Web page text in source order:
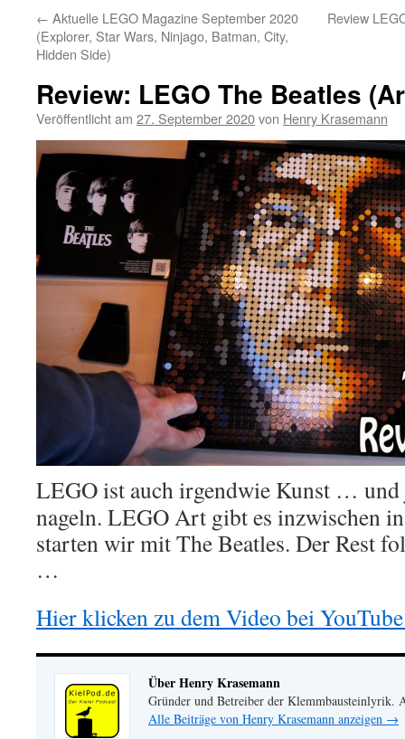
← Aktuelle LEGO Magazine September 2020
(Explorer, Star Wars, Ninjago, Batman, City,
Hidden Side)
Review
Review: LEGO The Beatles
Veröffentlicht am 27. September 2020von Henry Krasemann
LEGO ist auch irgendwie Kunst … und
nageln. LEGO Art gibt es inzwischen
starten wir mit The Beatles. Der Rest
…
Hier klicken zu dem Video bei
Über Henry Krasemann
Gründer und Betreiber der Klemmbausteinlyrik.
Alle Beiträge von Henry Krasemann anzeigen →